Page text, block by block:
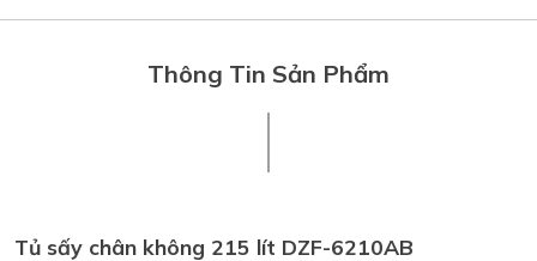
Thông Tin Sản Phẩm
Tủ sấy chân không 215 lít DZF-6210AB